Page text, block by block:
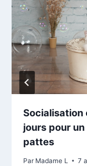
Socialisation
jours pour
pattes
Par Madame L 7